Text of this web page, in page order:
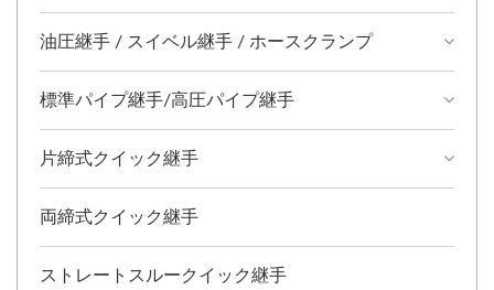
油圧継手 / スイベル継手 / ホースクランプ
標準パイプ継手/高圧パイプ継手
片締式クイック継手
両締式クイック継手
ストレートスルークイック継手